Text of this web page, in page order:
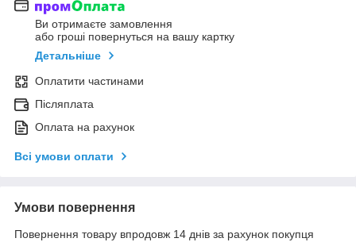
Ви отримаєте замовлення
або гроші повернуться на вашу картку
Детальніше
Оплатити частинами
Післяплата
Оплата на рахунок
Всі умови оплати
Умови повернення
Повернення товару впродовж 14 днів за рахунок покупця